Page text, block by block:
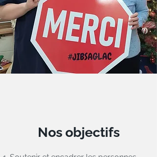
Nos objectifs